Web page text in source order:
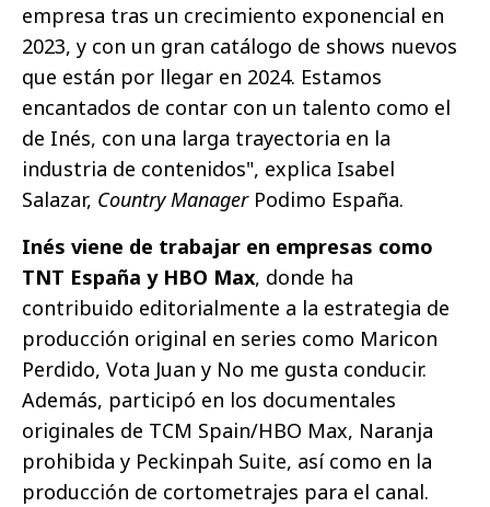
empresa tras un crecimiento exponencial en
2023, y con un gran catálogo de shows nuevos
que están por llegar en 2024. Estamos
encantados de contar con un talento como el
de Inés, con una larga trayectoria en la
industria de contenidos", explica Isabel
Salazar, Country Manager Podimo España.
Inés viene de trabajar en empresas como
TNT España y HBO Max, donde ha
contribuido editorialmente a la estrategia de
producción original en series como Maricon
Perdido, Vota Juan y No me gusta conducir.
Además, participó en los documentales
originales de TCM Spain/HBO Max, Naranja
prohibida y Peckinpah Suite, así como en la
producción de cortometrajes para el canal.